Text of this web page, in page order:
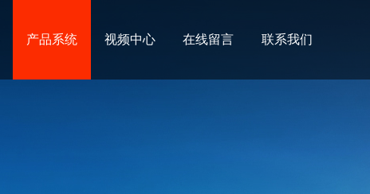
产品系统 视频中心 在线留言 联系我们